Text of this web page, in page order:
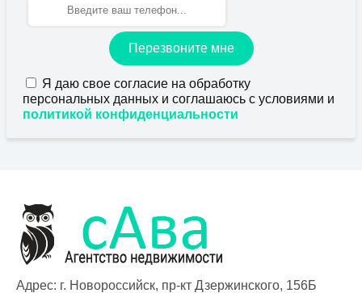
Перезвоните мне
Я даю свое согласие на обработку
персональных данных и соглашаюсь с условиями и
политикой конфиденциальности
Адрес: г. Новороссийск, пр-кт Дзержинского, 156Б